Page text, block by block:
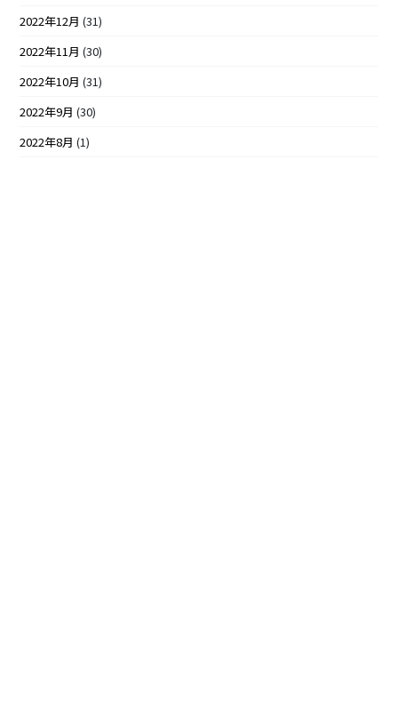
2022年12月 (31)
2022年11月 (30)
2022年10月 (31)
2022年9月 (30)
2022年8月 (1)